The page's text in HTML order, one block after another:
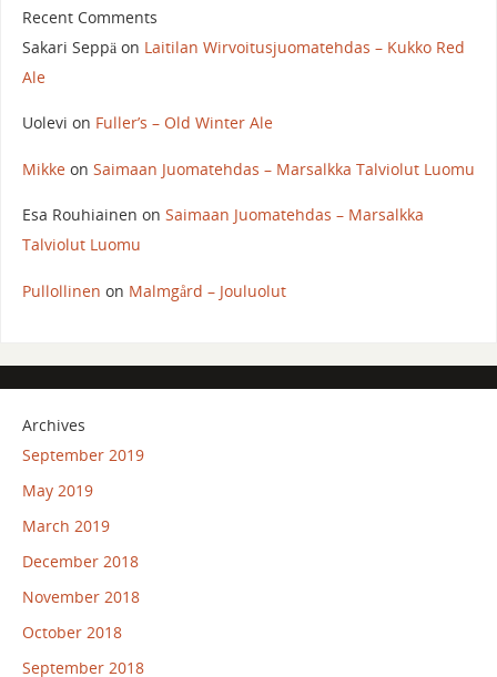
Recent Comments
Sakari Seppäon Laitilan Wirvoitusjuomatehdas – Kukko Red
Ale
Uolevi on Fuller’s – Old Winter Ale
Mikkeon Saimaan Juomatehdas – Marsalkka Talviolut Luomu
Esa Rouhiainen on Saimaan Juomatehdas – Marsalkka
Talviolut Luomu
Pullollinen on Malmgård – Jouluolut
Archives
September 2019
May 2019
March 2019
December 2018
November 2018
October 2018
September 2018